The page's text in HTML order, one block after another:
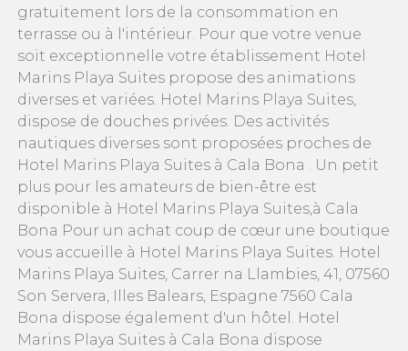
gratuitement lors de la consommation en
terrasse ou à l'intérieur. Pour que votre venue
soit exceptionnelle votre établissement Hotel
Marins Playa Suites propose des animations
diverses et variées. Hotel Marins Playa Suites,
dispose de douches privées. Des activités
nautiques diverses sont proposées proches de
Hotel Marins Playa Suites à Cala Bona . Un petit
plus pour les amateurs de bien-être est
disponible à Hotel Marins Playa Suites,à Cala
Bona Pour un achat coup de cœur une boutique
vous accueille à Hotel Marins Playa Suites. Hotel
Marins Playa Suites, Carrer na Llambies, 41, 07560
Son Servera, Illes Balears, Espagne 7560 Cala
Bona dispose également d'un hôtel. Hotel
Marins Playa Suites à Cala Bona dispose